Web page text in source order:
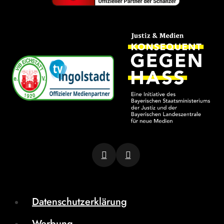
Datenschutzerklärung